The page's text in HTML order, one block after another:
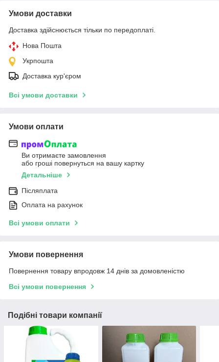
Умови доставки
Доставка здійснюється тільки по передоплаті.
Нова Пошта
Укрпошта
Доставка кур'єром
Всі умови доставки
Умови оплати
Ви отримаєте замовлення
або гроші повернуться на вашу картку
Детальніше
Післяплата
Оплата на рахунок
Всі умови оплати
Умови повернення
Повернення товару впродовж 14 днів за домовленістю
Всі умови повернення
Подібні товари компанії